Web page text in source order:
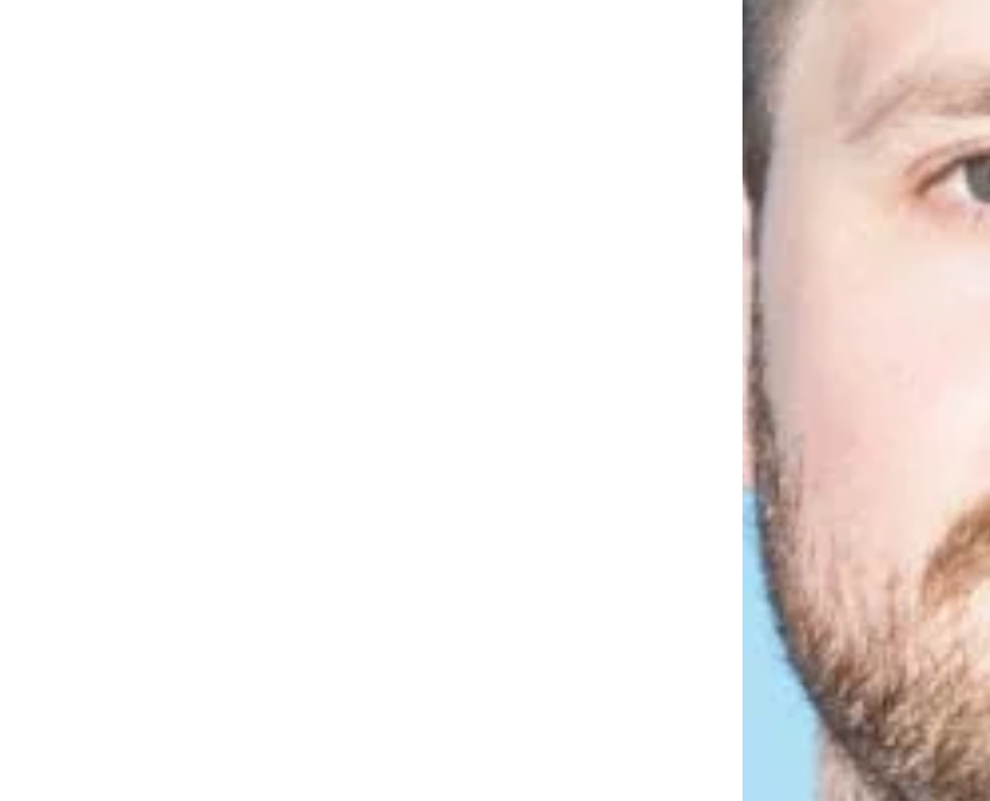
Echt LHLK: Das
Expertise und
Wir suchen die
verstehen